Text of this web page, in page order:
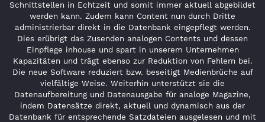
Schnittstellen in Echtzeit und somit immer aktuell abgebildet
werden kann. Zudem kann Content nun durch Dritte
administrierbar direkt in die Datenbank eingepflegt werden.
Dies erübrigt das Zusenden analogen Contents und dessen
Einpflege inhouse und spart in unserem Unternehmen
Kapazitäten und trägt ebenso zur Reduktion von Fehlern bei.
Die neue Software reduziert bzw. beseitigt Medienbrüche auf
vielfältige Weise. Weiterhin unterstützt sie die
Datenaufbereitung und Datenausgabe für analoge Magazine,
indem Datensätze direkt, aktuell und dynamisch aus der
Datenbank für entsprechende Satzdateien ausgelesen und mit